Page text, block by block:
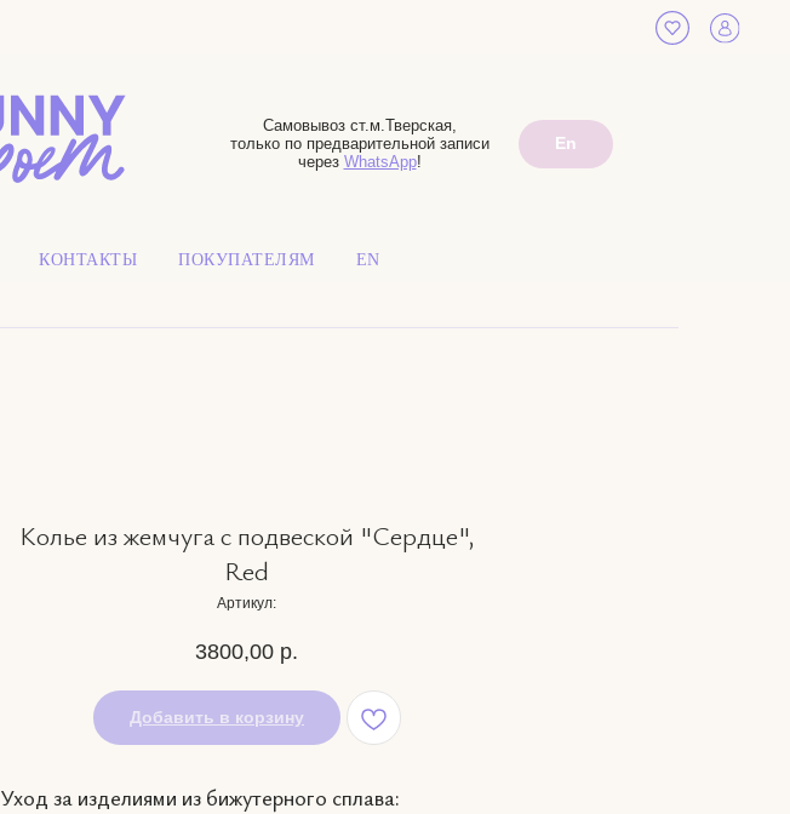
Самовывоз ст.м.Тверская,
только по предварительной записи
через WhatsApp!
En
КОНТАКТЫ ПОКУПАТЕЛЯМ EN
Колье из жемчуга с подвеской "Сердце",
Red
Артикул:
3800,00 р.
Добавить в корзину
Уход за изделиями из бижутерного сплава: